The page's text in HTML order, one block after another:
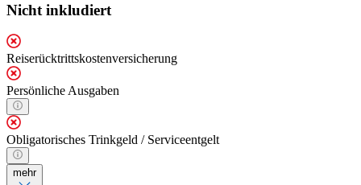
Nicht inkludiert
Reiserücktrittskostenversicherung
Persönliche Ausgaben
Obligatorisches Trinkgeld / Serviceentgelt
mehr